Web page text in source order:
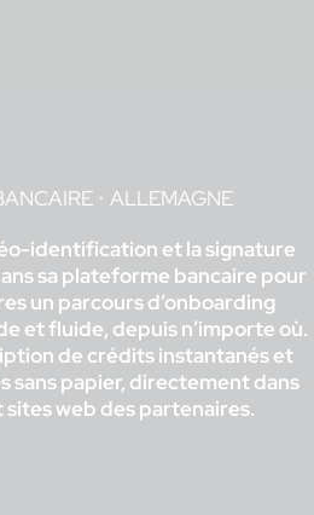
• ALLEMAGNE
identification et la signature
sa plateforme bancaire pour
un parcours d’onboarding
et fluide, depuis n’importe où.
de crédits instantanés et
sans papier, directement dans
web des partenaires.